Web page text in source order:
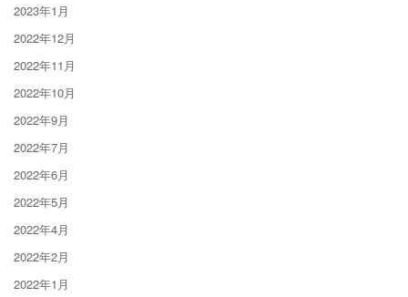
2023年1月
2022年12月
2022年11月
2022年10月
2022年9月
2022年7月
2022年6月
2022年5月
2022年4月
2022年2月
2022年1月